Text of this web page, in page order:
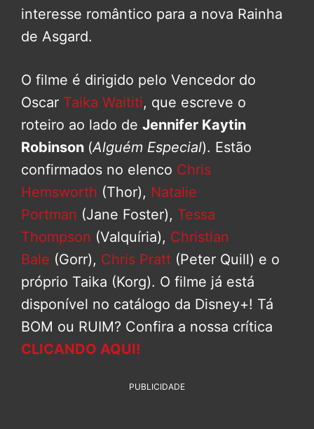
interesse romântico para a nova Rainha
de Asgard.
O filme é dirigido pelo Vencedor do
Oscar Taika Waititi, que escreve o
roteiro ao lado de Jennifer Kaytin
Robinson (Alguém Especial). Estão
confirmados no elenco Chris
Hemsworth (Thor), Natalie
Portman (Jane Foster), Tessa
Thompson (Valquíria), Christian
Bale (Gorr), Chris Pratt (Peter Quill) e o
próprio Taika (Korg). O filme já está
disponível no catálogo da Disney+! Tá
BOM ou RUIM? Confira a nossa crítica
CLICANDO AQUI!
PUBLICIDADE